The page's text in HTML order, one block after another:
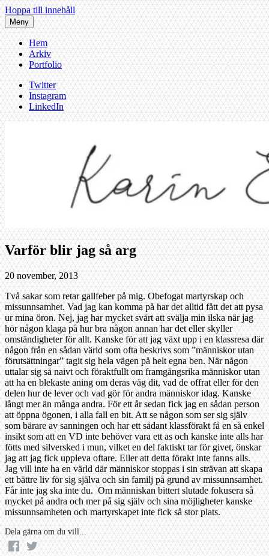
Hoppa till innehåll
Meny
Hem
Arkiv
Portfolio
Twitter
Instagram
LinkedIn
Karin af Malmoe
Varför blir jag så arg
20 november, 2013
Två sakar som retar gallfeber på mig. Obefogat martyrskap och
missunnsamhet. Vad jag kan komma på har det alltid fått det att pysa
ur mina öron. Nej, jag har mycket svårt att svälja min ilska när jag
hör någon klaga på hur bra någon annan har det eller skyller
omständigheter för allt. Kanske för att jag växt upp i en klassresa där
någon från en sådan värld som ofta beskrivs som ”människor utan
förutsättningar” tagit sig hela vägen på helt egna ben. När någon
uttalar sig så naivt och föraktfullt om framgångsrika människor utan
att ha en blekaste aning om deras väg dit, vad de offrat eller för den
delen hur de lever och vad gör för andra människor idag. Kanske
långt mer än många andra. För ett år sedan fick jag en sådan person
att öppna ögonen, i alla fall en bit. Att se någon som ser sig själv
som bärare av sanningen och har ett sådant klassförakt få en så enkel
insikt som att en VD inte behöver vara ett as och kanske inte alls har
fötts med silversked i mun, vilket en del faktiskt tar för givet, önskar
jag att jag fick uppleva oftare. Eller att detta förakt inte fanns alls.
Jag vill inte ha en värld där människor stoppas i sin strävan att skapa
ett bättre liv för sig själva och sin familj på grund av missunnsamhet.
Får inte jag ska inte du. Om människan bittert slutade fokusera så
mycket på andra och mer på sig själv och sina möjligheter kanske
missunnsamheten och martyrskapet inte fick så stor plats.
Dela gärna om du vill...